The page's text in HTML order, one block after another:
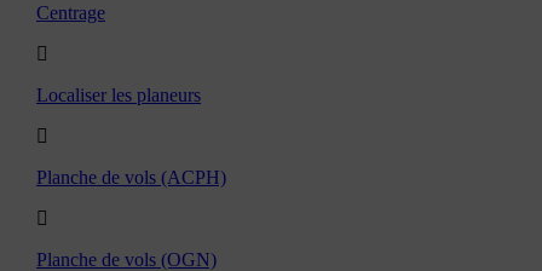
Centrage
Localiser les planeurs
Planche de vols (ACPH)
Planche de vols (OGN)